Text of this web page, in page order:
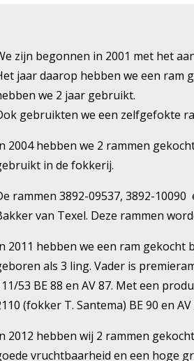
zijn begonnen in 2001 met het
jaar daarop hebben we een ram
we 2 jaar gebruikt.
gebruikten we een zelfgefokte
2004 hebben we 2 rammen
in de fokkerij.
rammen 3892-09537, 3892-
van Texel. Deze rammen
2011 hebben we een ram gekocht
als 3 ling. Vader is
53 BE 88 en AV 87. Met een
(fokker T. Santema) BE 90 en AV
2012 hebben wij 2 rammen
vruchtbaarheid en een hoge